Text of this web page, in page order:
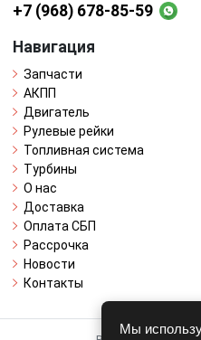
+7 (968) 678-85-59
Навигация
Запчасти
АКПП
Двигатель
Рулевые рейки
Топливная система
Турбины
О нас
Доставка
Оплата СБП
Рассрочка
Новости
Контакты
Мы